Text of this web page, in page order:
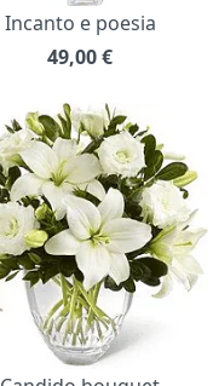
Incanto e poesia
49,00€